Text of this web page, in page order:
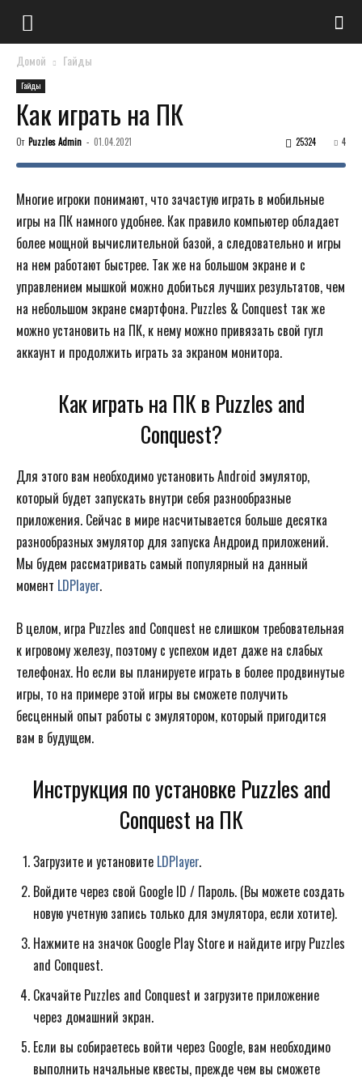
Домой Гайды
Гайды
Как играть на ПК
От Puzzles Admin - 01.04.2021 4
25324
Многие игроки понимают, что зачастую играть в мобильные
игры на ПК намного удобнее. Как правило компьютер обладает
более мощной вычислительной базой, а следовательно и игры
на нем работают быстрее. Так же на большом экране и с
управлением мышкой можно добиться лучших результатов, чем
на небольшом экране смартфона. Puzzles & Conquest так же
можно установить на ПК, к нему можно привязать свой гугл
аккаунт и продолжить играть за экраном монитора.
Как играть на ПК в Puzzles and
Conquest?
Для этого вам необходимо установить Android эмулятор,
который будет запускать внутри себя разнообразные
приложения. Сейчас в мире насчитывается больше десятка
разнообразных эмулятор для запуска Андроид приложений.
Мы будем рассматривать самый популярный на данный
момент LDPlayer.
В целом, игра Puzzles and Conquest не слишком требовательная
к игровому железу, поэтому с успехом идет даже на слабых
телефонах. Но если вы планируете играть в более продвинутые
игры, то на примере этой игры вы сможете получить
бесценный опыт работы с эмулятором, который пригодится
вам в будущем.
Инструкция по установке Puzzles and
Conquest на ПК
Загрузите и установите LDPlayer.
Войдите через свой Google ID / Пароль. (Вы можете создать
новую учетную запись только для эмулятора, если хотите).
Нажмите на значок Google Play Store и найдите игру Puzzles
and Conquest.
Скачайте Puzzles and Conquest и загрузите приложение
через домашний экран.
Если вы собираетесь войти через Google, вам необходимо
выполнить начальные квесты, прежде чем вы сможете